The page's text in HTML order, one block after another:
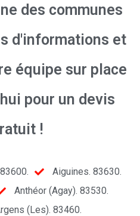
des communes
d'informations et
équipe sur place
pour un devis
!
Aiguines. 83630.
Anthéor (Agay). 83530.
(Les). 83460.